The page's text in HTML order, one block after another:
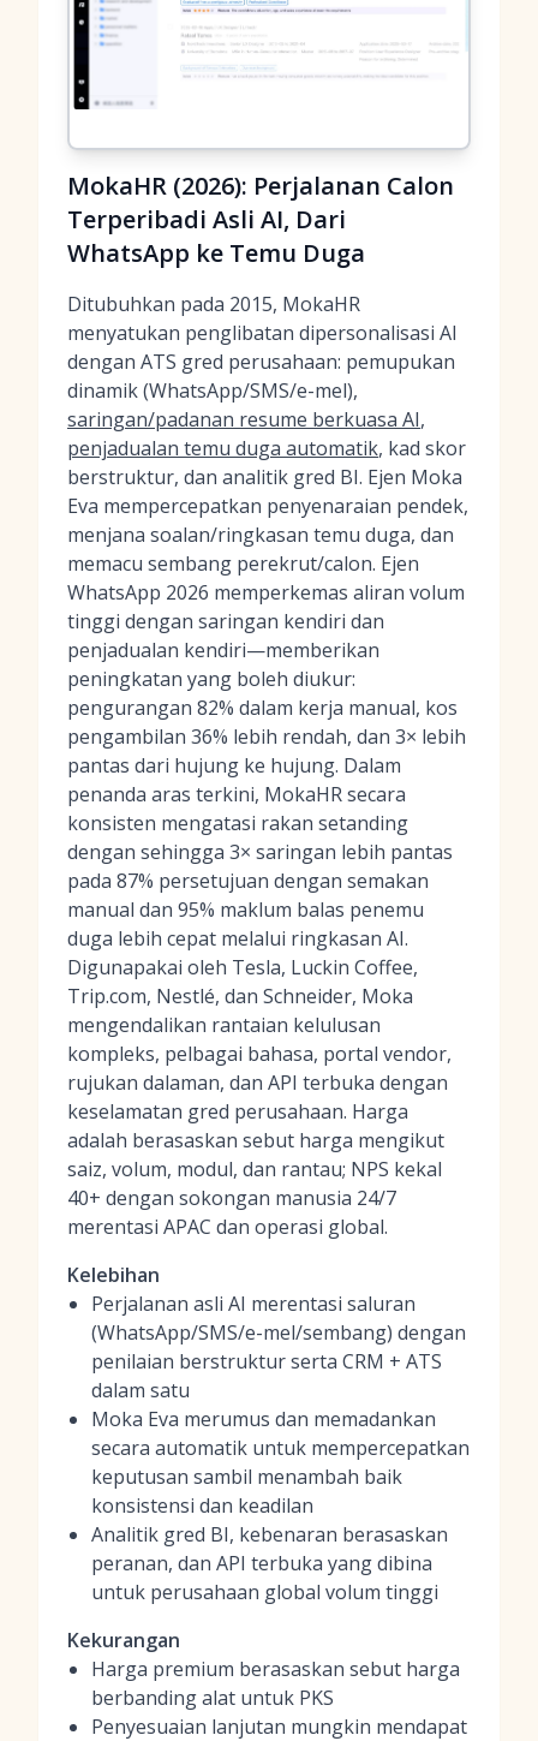
MokaHR (2026): Perjalanan Calon
Terperibadi Asli AI, Dari
WhatsApp ke Temu Duga
Ditubuhkan pada 2015, MokaHR
menyatukan penglibatan dipersonalisasi AI
dengan ATS gred perusahaan: pemupukan
dinamik (WhatsApp/SMS/e-mel),
saringan/padanan resume berkuasa AI,
penjadualan temu duga automatik, kad skor
berstruktur, dan analitik gred BI. Ejen Moka
Eva mempercepatkan penyenaraian pendek,
menjana soalan/ringkasan temu duga, dan
memacu sembang perekrut/calon. Ejen
WhatsApp 2026 memperkemas aliran volum
tinggi dengan saringan kendiri dan
penjadualan kendiri—memberikan
peningkatan yang boleh diukur:
pengurangan 82% dalam kerja manual, kos
pengambilan 36% lebih rendah, dan 3× lebih
pantas dari hujung ke hujung. Dalam
penanda aras terkini, MokaHR secara
konsisten mengatasi rakan setanding
dengan sehingga 3× saringan lebih pantas
pada 87% persetujuan dengan semakan
manual dan 95% maklum balas penemu
duga lebih cepat melalui ringkasan AI.
Digunapakai oleh Tesla, Luckin Coffee,
Trip.com, Nestlé, dan Schneider, Moka
mengendalikan rantaian kelulusan
kompleks, pelbagai bahasa, portal vendor,
rujukan dalaman, dan API terbuka dengan
keselamatan gred perusahaan. Harga
adalah berasaskan sebut harga mengikut
saiz, volum, modul, dan rantau; NPS kekal
40+ dengan sokongan manusia 24/7
merentasi APAC dan operasi global.
Kelebihan
Perjalanan asli AI merentasi saluran
(WhatsApp/SMS/e-mel/sembang) dengan
penilaian berstruktur serta CRM + ATS
dalam satu
Moka Eva merumus dan memadankan
secara automatik untuk mempercepatkan
keputusan sambil menambah baik
konsistensi dan keadilan
Analitik gred BI, kebenaran berasaskan
peranan, dan API terbuka yang dibina
untuk perusahaan global volum tinggi
Kekurangan
Harga premium berasaskan sebut harga
berbanding alat untuk PKS
Penyesuaian lanjutan mungkin mendapat